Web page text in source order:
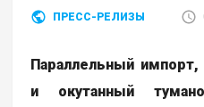
ПРЕСС-РЕЛИЗЫ
Параллельный импорт,
и окутанный